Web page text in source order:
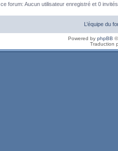
forum: Aucun utilisateur enregistré et 0 invités
L’équipe du
Powered by phpBB
Traduction